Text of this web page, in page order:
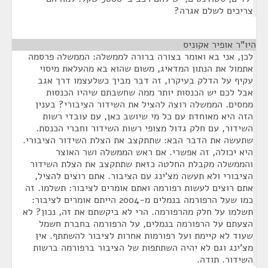
צריכים לשלם אגרה?
היו"ר אופיר אקוניס
לכן, אני בא ואומר בצורה ברורה לממשלה: הממשלה פרסמה
אתמול את הנתון המדאיג, משום שהוא בא מהעלאת מיסוי
עקיף על הדלק בעיקרו, זה דבר מביך כשלעצמו דרך אגב
אבל לכם יש הכנסות יותר ממה שחשבתם שיהיו הכנסות
ממסים. הממשלה רוצה להציל את השידור הציבורי? בענין
הזה היא מאוחדת עם כל מי שיושב כאן, עם עובדי רשות
השידור, עם חלק גדול מצופי רשות השידור וחברי הכנסת.
שתעשה את הדבר הבא: שתתקצב את הצלת השידור הציבורי.
היא יכולה, זה אפשרי. אם ראש הממשלה ושר האוצר
והממשלה מקבלת החלטה כזאת שתתקצב את הצלת השידור
הציבורי ולא תעשה מצ'ינג עם הציבור. אתם רוצים להציל,
אתם רוצים לעשות רפורמה ואתם אומרים לציבור: תשלמו. זה
כמו שעל הרפורמה בנמלים מ-2004 הייתם אומרים לציבור:
תשלמו על חלק מהרפורמה. הרי לא ביקשתם את זה, נכון? לא
הצעתם על הרפורמה בנמלים, על הרפורמה בחברת חשמל
שעוד לא קיימת ועל רפורמות אחרות לציבור להשתתף. אין
מצ'ינג וגם לא יהיה השתתפות של הציבור ברפורמה ברשות
השידור. תודה.